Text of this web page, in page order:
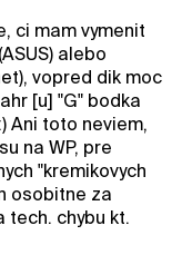
ci mam vymenit
alebo
vopred dik moc
[u] "G" bodka
Ani toto neviem,
na WP, pre
"kremikovych
osobitne za
tech. chybu kt.